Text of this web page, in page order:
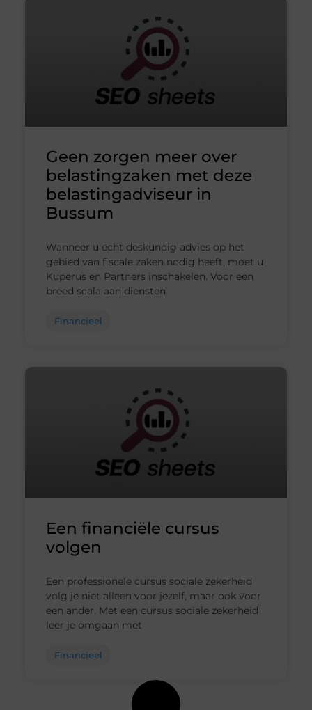
Geen zorgen meer over
belastingzaken met deze
belastingadviseur in
Bussum
Wanneer u écht deskundig advies op het
gebied van fiscale zaken nodig heeft, moet u
Kuperus en Partners inschakelen. Voor een
breed scala aan diensten
Financieel
Een financiële cursus
volgen
Een professionele cursus sociale zekerheid
volg je niet alleen voor jezelf, maar ook voor
een ander. Met een cursus sociale zekerheid
leer je omgaan met
Financieel